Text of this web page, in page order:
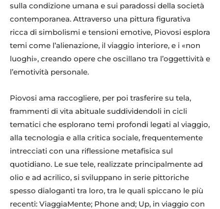
sulla condizione umana e sui paradossi della società
contemporanea. Attraverso una pittura figurativa
ricca di simbolismi e tensioni emotive, Piovosi esplora
temi come l’alienazione, il viaggio interiore, e i «non
luoghi», creando opere che oscillano tra l’oggettività e
l’emotività personale.
Piovosi ama raccogliere, per poi trasferire su tela,
frammenti di vita abituale suddividendoli in cicli
tematici che esplorano temi profondi legati al viaggio,
alla tecnologia e alla critica sociale, frequentemente
intrecciati con una riflessione metafisica sul
quotidiano. Le sue tele, realizzate principalmente ad
olio e ad acrilico, si sviluppano in serie pittoriche
spesso dialoganti tra loro, tra le quali spiccano le più
recenti: ViaggiaMente; Phone and; Up, in viaggio con